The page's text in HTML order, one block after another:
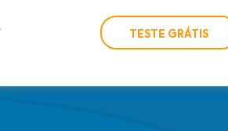
TESTE GRÁTIS